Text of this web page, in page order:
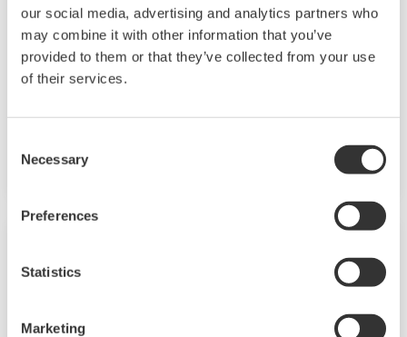
our social media, advertising and analytics partners who
may combine it with other information that you’ve
provided to them or that they’ve collected from your use
of their services.
Selection
Necessary
Preferences
Statistics
Marketing
Eine Gruppe von Produkten, die entscheidende
Größen wie Druck, Durchfluss, Temperatur und
Füllstand im Anlagenbetrieb messen.
allen Einsatzbedingungen.